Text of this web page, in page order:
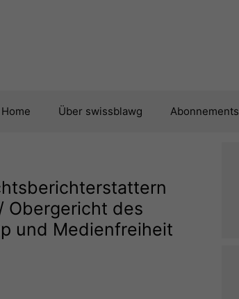
Home Über swissblawg Abonnements
Obergericht des
und Medienfreiheit